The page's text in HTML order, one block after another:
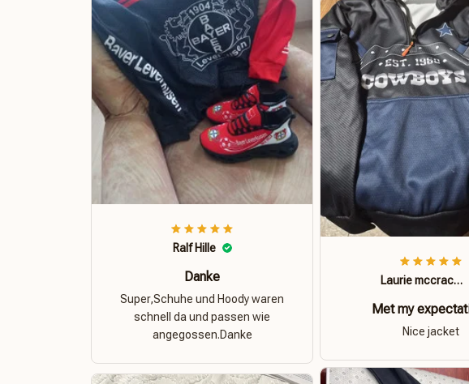
Ralf Hille
Danke
Super,Schuhe und Hoody waren
schnell da und passen wie
angegossen.Danke
Laurie mccracken
Met my
Nice jacket